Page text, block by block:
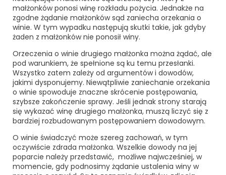
małżonków ponosi winę rozkładu pożycia. Jednakże na
zgodne żądanie małżonków sąd zaniecha orzekania o
winie. W tym wypadku następują skutki takie, jak gdyby
żaden z małżonków nie ponosił winy.
Orzeczenia o winie drugiego małżonka można żądać, ale
pod warunkiem, że spełnione są ku temu przesłanki.
Wszystko zatem zależy od argumentów i dowodów,
jakimi dysponujemy. Niewątpliwie zaniechanie orzekania
o winie spowoduje znaczne skrócenie postępowania,
szybsze zakończenie sprawy. Jeśli jednak strony starają
się wykazać winę drugiego małżonka, muszą liczyć się z
bardziej rozbudowanym postępowaniem dowodowym.
O winie świadczyć może szereg zachowań, w tym
oczywiście zdrada małżonka. Wszelkie dowody na jej
poparcie należy przedstawić, możliwe najwcześniej, w
momencie, gdy podnosimy żądanie ustalenia winy w